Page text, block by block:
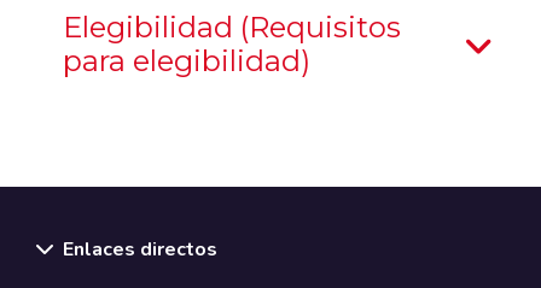
Elegibilidad (Requisitos
para elegibilidad)
Enlaces directos